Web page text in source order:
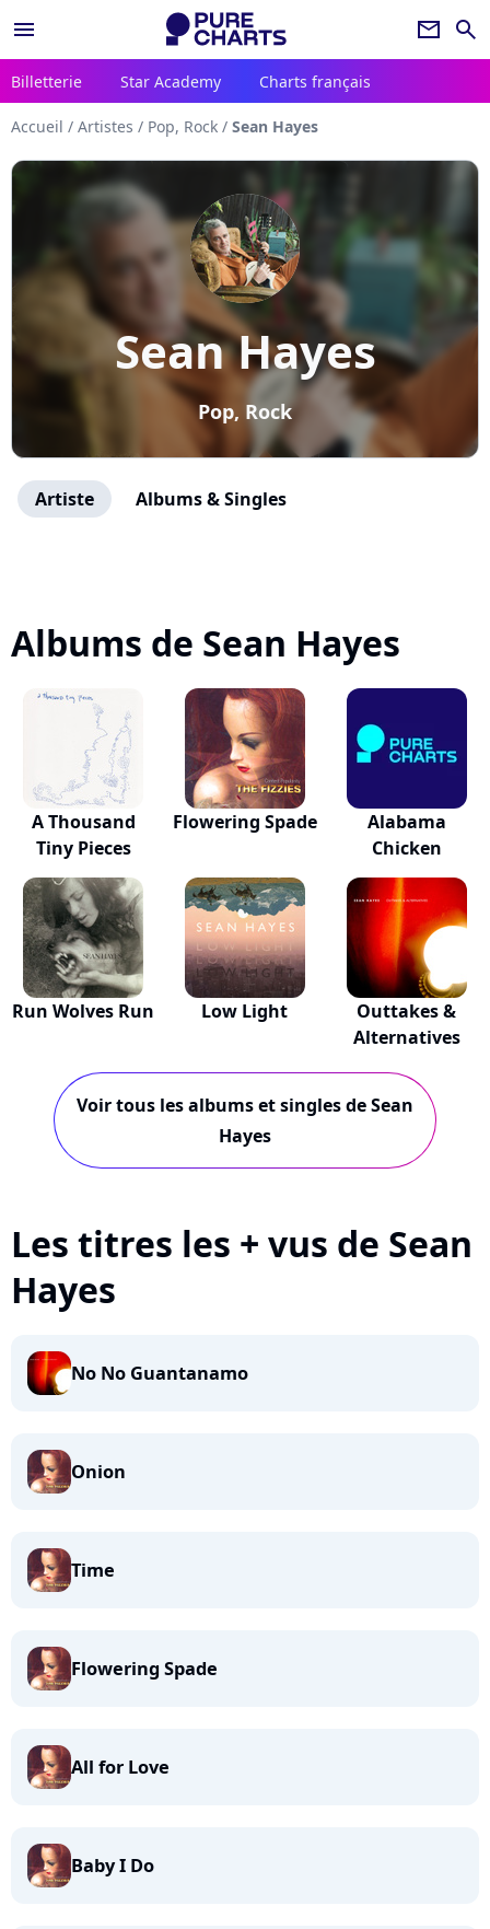
menu newsletter search
Billetterie Star Academy Charts français
Accueil / Artistes / Pop, Rock / Sean Hayes
Sean Hayes
Pop, Rock
Artiste Albums & Singles
Albums de Sean Hayes
A Thousand
Tiny Pieces
Flowering Spade
Alabama
Chicken
Run Wolves Run Low Light
Outtakes &
Alternatives
Voir tous les albums et singles de Sean
Hayes
Les titres les + vus de Sean
Hayes
No No Guantanamo
Onion
Time
Flowering Spade
All for Love
Baby I Do